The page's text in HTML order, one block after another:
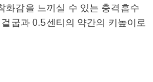
화감을 느끼실 수 있는 충격흡수
굽과 0.5센티의 약간의 키높이로